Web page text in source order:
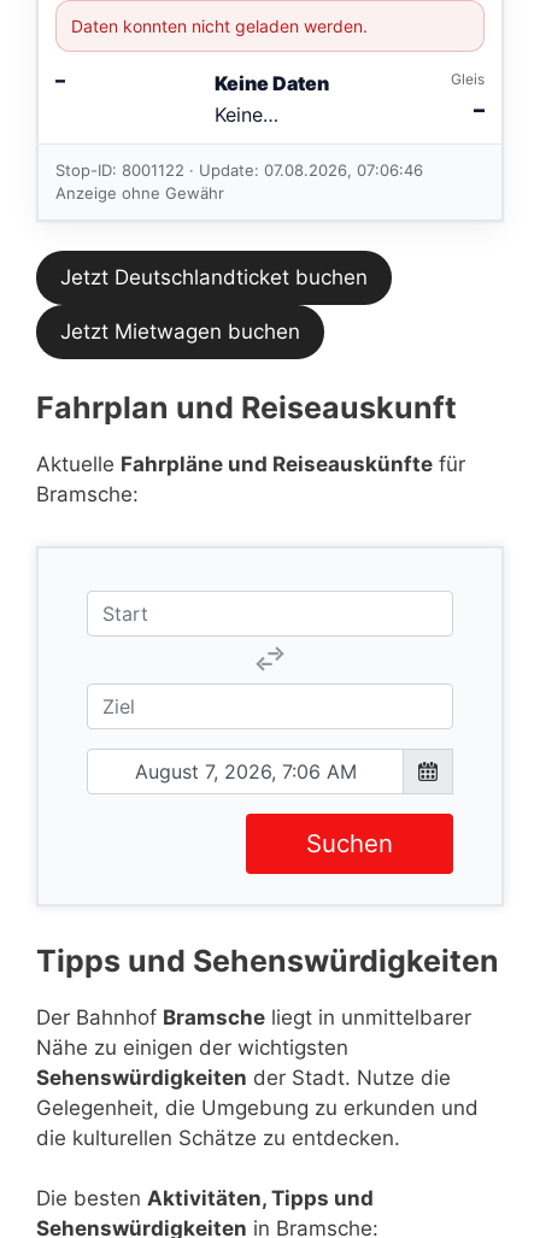
Daten konnten nicht geladen werden.
–
Keine Daten
Keine
Verbindungen
im aktuellen
Feed.
Gleis
–
Stop-ID: 8001122 · Update: 07.08.2026, 07:06:46
Anzeige ohne Gewähr
Jetzt Deutschlandticket buchen
Jetzt Mietwagen buchen
Fahrplan und Reiseauskunft
Aktuelle Fahrpläne und Reiseauskünfte für
Bramsche:
Suchen
Tipps und Sehenswürdigkeiten
Der Bahnhof Bramsche liegt in unmittelbarer
Nähe zu einigen der wichtigsten
Sehenswürdigkeiten der Stadt. Nutze die
Gelegenheit, die Umgebung zu erkunden und
die kulturellen Schätze zu entdecken.
Die besten Aktivitäten, Tipps und
Sehenswürdigkeiten in Bramsche: